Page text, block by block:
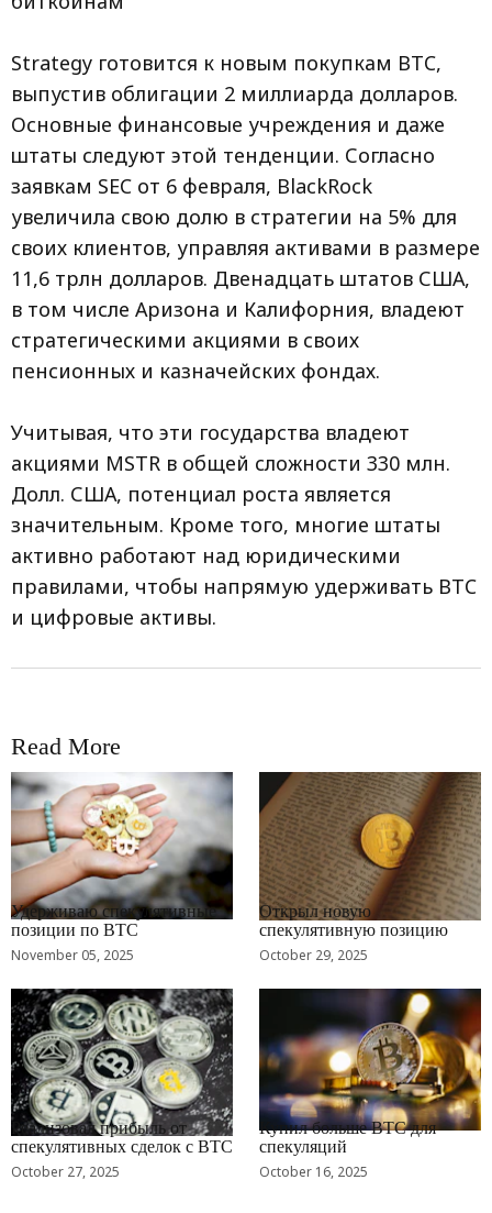
Strategy готовится к новым покупкам BTC,
выпустив облигации 2 миллиарда долларов.
Основные финансовые учреждения и даже
штаты следуют этой тенденции. Согласно
заявкам SEC от 6 февраля, BlackRock
увеличила свою долю в стратегии на 5% для
своих клиентов, управляя активами в размере
11,6 трлн долларов. Двенадцать штатов США,
в том числе Аризона и Калифорния, владеют
стратегическими акциями в своих
пенсионных и казначейских фондах.
Учитывая, что эти государства владеют
акциями MSTR в общей сложности 330 млн.
Долл. США, потенциал роста является
значительным. Кроме того, многие штаты
активно работают над юридическими
правилами, чтобы напрямую удерживать BTC
и цифровые активы.
Read More
RRCNEWS_RU
Удерживаю спекулятивные
позиции по BTC
November 05, 2025
RRCNEWS_RU
Открыл новую
спекулятивную позицию
October 29, 2025
RRCNEWS_RU
Реализовал прибыль от
спекулятивных сделок с BTC
October 27, 2025
RRCNEWS_RU
Купил больше BTC для
спекуляций
October 16, 2025